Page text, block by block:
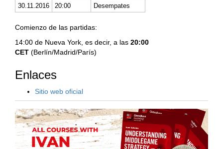
30.11.2016
20:00 Desempates
Comienzo de las partidas:
14:00 de Nueva York, es decir, a las 20:00
CET (Berlín/Madrid/París)
Enlaces
Sitio web oficial